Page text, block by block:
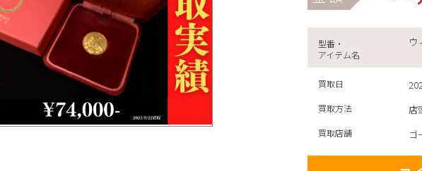
型番・
アイテム名
買取日
買取方法 店
買取店舗 ゴ